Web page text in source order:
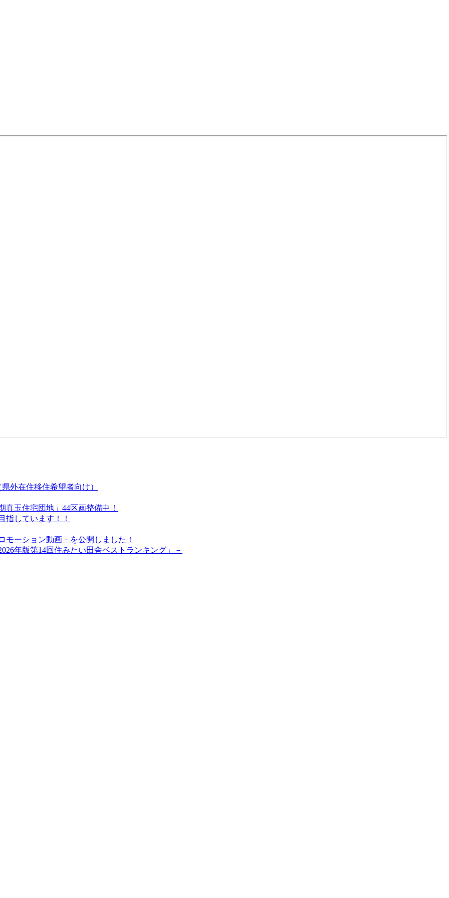
外在住移住希望者向け）
真玉住宅団地」44区画整備中！
指しています！！
モーション動画－を公開しました！
年版第14回住みたい田舎ベストランキング」－